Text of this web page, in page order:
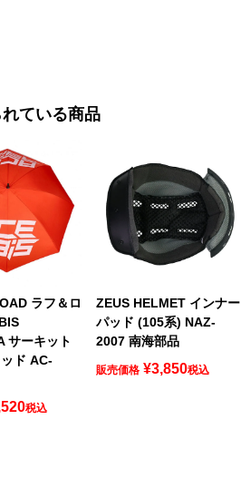
ている商品
ラフ＆ロ
サーキット
ド AC-
税込
ZEUS HELMET インナー
パッド (105系) NAZ-
2007 南海部品
販売価格 ¥3,850税込